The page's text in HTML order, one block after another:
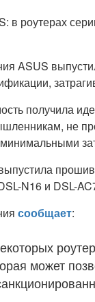
ASUS
получила
не
N16 и DSL-
сообщает:
может